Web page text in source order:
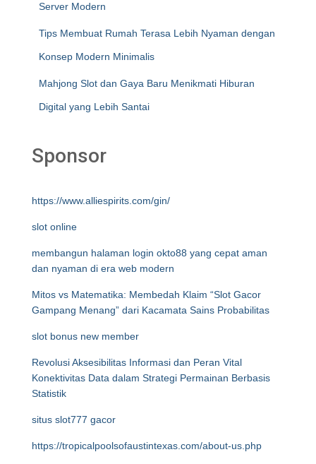
Server Modern
Tips Membuat Rumah Terasa Lebih Nyaman dengan
Konsep Modern Minimalis
Mahjong Slot dan Gaya Baru Menikmati Hiburan
Digital yang Lebih Santai
Sponsor
https://www.alliespirits.com/gin/
slot online
membangun halaman login okto88 yang cepat aman
dan nyaman di era web modern
Mitos vs Matematika: Membedah Klaim “Slot Gacor
Gampang Menang” dari Kacamata Sains Probabilitas
slot bonus new member
Revolusi Aksesibilitas Informasi dan Peran Vital
Konektivitas Data dalam Strategi Permainan Berbasis
Statistik
situs slot777 gacor
https://tropicalpoolsofaustintexas.com/about-us.php